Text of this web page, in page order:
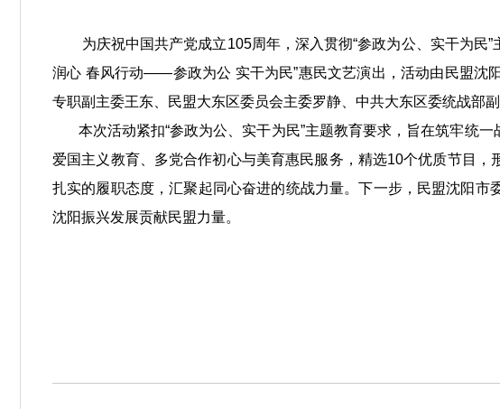
为庆祝中国共产党成立105周年，深入贯彻“参政为公、实干为民”
润心 春风行动——参政为公 实干为民”惠民文艺演出，活动由民盟沈
专职副主委王东、民盟大东区委员会主委罗静、中共大东区委统战部
本次活动紧扣“参政为公、实干为民”主题教育要求，旨在筑牢统一
爱国主义教育、多党合作初心与美育惠民服务，精选10个优质节目
扎实的履职态度，汇聚起同心奋进的统战力量。下一步，民盟沈阳
沈阳振兴发展贡献民盟力量。